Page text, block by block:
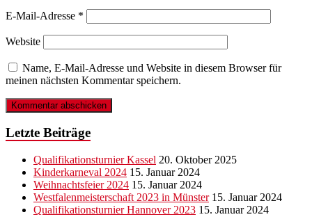
E-Mail-Adresse *
Website
Name, E-Mail-Adresse und Website in diesem Browser für
meinen nächsten Kommentar speichern.
Letzte Beiträge
Qualifikationsturnier Kassel 20. Oktober 2025
Kinderkarneval 2024 15. Januar 2024
Weihnachtsfeier 2024 15. Januar 2024
Westfalenmeisterschaft 2023 in Münster 15. Januar 2024
Qualifikationsturnier Hannover 2023 15. Januar 2024